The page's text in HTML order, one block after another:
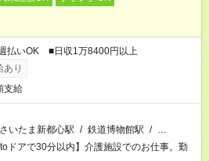
払いOK ■日収1万8400円以上
あり
支給
さいたま新都心駅 / 鉄道博物館駅 / …
toドアで30分以内】介護施設でのお仕事。勤